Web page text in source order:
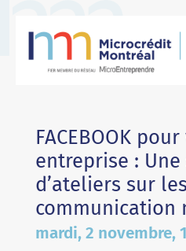
FACEBOOK
entreprise : Une
d’ateliers sur
communication
mardi, 2 novembre,